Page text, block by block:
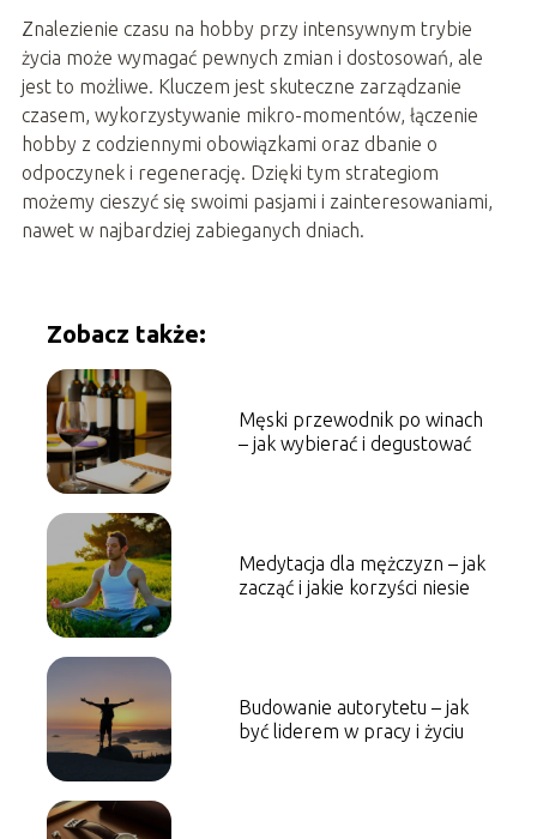
Znalezienie czasu na hobby przy intensywnym trybie
życia może wymagać pewnych zmian i dostosowań, ale
jest to możliwe. Kluczem jest skuteczne zarządzanie
czasem, wykorzystywanie mikro-momentów, łączenie
hobby z codziennymi obowiązkami oraz dbanie o
odpoczynek i regenerację. Dzięki tym strategiom
możemy cieszyć się swoimi pasjami i zainteresowaniami,
nawet w najbardziej zabieganych dniach.
Zobacz także:
Męski przewodnik po winach
– jak wybierać i degustować
Medytacja dla mężczyzn – jak
zacząć i jakie korzyści niesie
Budowanie autorytetu – jak
być liderem w pracy i życiu